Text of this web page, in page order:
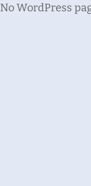
No WordPress